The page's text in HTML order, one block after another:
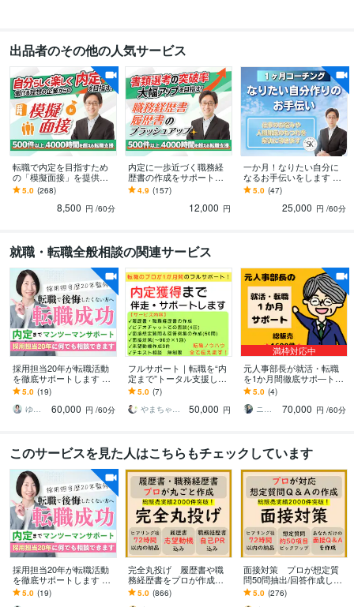
オンラインレッスン・習い事 転職活動に必須の模擬面接！
目標管理！
学歴
某大学 2009年3月 ~ 2011年2月
出品者のその他の人気サービス
転職で内定を目指すため
の「模擬面接」を提供し
ます 50業種以上4000時間
を超える転職支援の実績
でお悩みを解決
5.0 (268)
8,500 円 /60分
内定に一歩近づく職務経
歴書の作成をサポートし
ます 50業種以上2000時間
を超える転職支援の実績
4.9 (157)
12,000 円
一か月！なりたい自分に
なるお手伝いをします 自
分を見つめ直し、精一杯
行動するあなたの目標達
成を支援します
5.0 (47)
25,000 円 /60分
就職・転職全般相談の関連サービス
採用担当20年が転職活動
を徹底サポートします 採
用担当目線で課題を明確
に｜職務経歴書・面接ま
で徹底サポート
5.0 (19)
ゆきこ 仕事とキャリアの先生
60,000 円 /60分
フルサポート｜転職を“内
定まで”トータル支援しま
す 書類作成からキャリア
相談まで、プロが内定獲
得まで伴走します。
5.0 (7)
やまちゃ〜転職・就職支援〜
50,000 円
満枠対応中
元人事部長が就活・転職
を1か月間徹底サポ―トし
ます 総販売⭐1500件超⭐
書類添削から面接対策ま
で徹底指導
5.0 (4)
ニタシゲユキ★元人事部長の就活・転職支援
70,000 円 /60分
このサービスを見た人はこちらもチェックしています
採用担当20年が転職活動
を徹底サポートします 採
用担当目線で課題を明確
に｜職務経歴書・面接ま
5.0 (19)
完全丸投げ 履歴書や職
務経歴書をプロが作成し
ます ゼロから作成代行/ポ
イント解説付 総販売実
5.0 (866)
面接対策 プロが想定質
問50問抽出/回答作成しま
す 回答ポイント解説/アド
バイス付 総販売実績200
5.0 (276)